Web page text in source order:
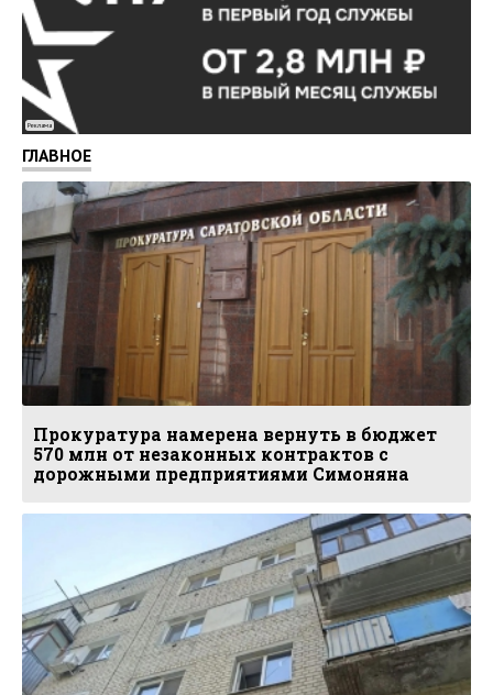
Реклама
ГЛАВНОЕ
Прокуратура намерена вернуть в бюджет
570 млн от незаконных контрактов с
дорожными предприятиями Симоняна